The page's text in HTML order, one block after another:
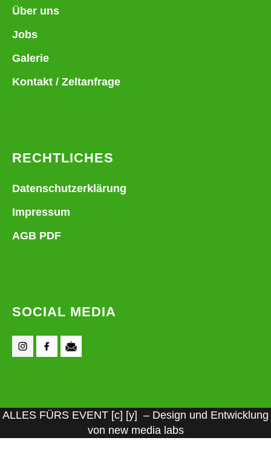
Über uns
Jobs
Galerie
Kontakt / Zeltanfrage
RECHTLICHES
Datenschutzerklärung
Impressum
AGB PDF
SOCIAL MEDIA
ALLES FÜRS EVENT [c] [y] – Design und Entwicklung
von new media labs